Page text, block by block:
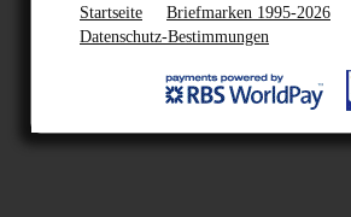
Startseite Briefmarken 1995-2026
Datenschutz-Bestimmungen